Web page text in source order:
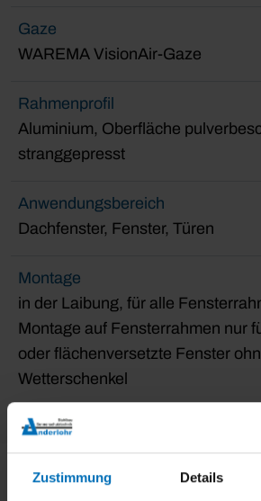
Zustimmung Details
Gaze
WAREMA VisionAir-Gaze
Rahmenprofil
Aluminium, Oberfläche
stranggepresst
Anwendungsbereich
Dachfenster, Fenster, Türen
Montage
in der Laibung, für alle
Montage auf Fensterrahmen nur
oder flächenversetzte Fenster
Wetterschenkel